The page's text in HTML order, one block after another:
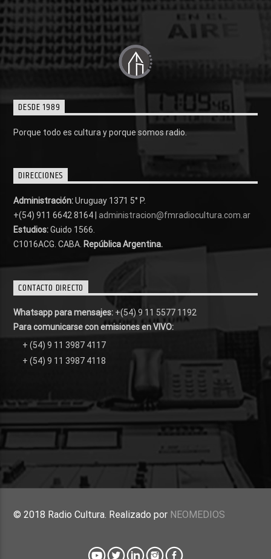
DESDE 1989
Porque todo es cultura y porque somos radio.
DIRECCIONES
Administración:Uruguay 1371 5° P.
+(54) 911 6642 8164 | administracion@fmradiocultura.com.ar
Estudios:Guido 1566.
C1016ACG. CABA. República Argentina.
CONTACTO DIRECTO
Whatsapp para mensajes: +(54) 9 11 5577 1192
Para comunicarse con emisiones en VIVO:
+ (54) 9 11 3987 4117
+ (54) 9 11 3987 4118
© 2018 Radio Cultura. Realizado por NEOMEDIOS